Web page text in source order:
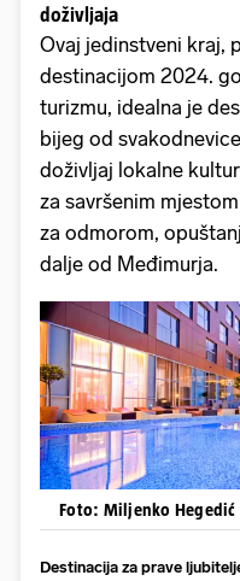
doživljaja
Ovaj jedinstveni kraj,
destinacijom 2024.
turizmu, idealna je
bijeg od
doživljaj lokalne
za savršenim
za odmorom,
dalje od Međimurja.
Foto: Miljenko Hegedić
Destinacija za prave